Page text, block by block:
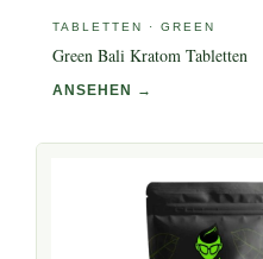
TABLETTEN · GREEN
Green Bali Kratom Tabletten
ANSEHEN →